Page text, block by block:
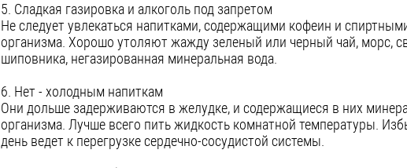
5. Сладкая газировка и алкоголь под запретом
Не следует увлекаться напитками, содержащими кофеин и
организма. Хорошо утоляют жажду зеленый или черный чай, морс,
шиповника, негазированная минеральная вода.
6. Нет - холодным напиткам
Они дольше задерживаются в желудке, и содержащиеся в них
организма. Лучше всего пить жидкость комнатной температуры.
день ведет к перегрузке сердечно-сосудистой системы.